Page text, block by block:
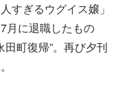
すぎるウグイス嬢」
月に退職したもの
町復帰”。再び夕刊